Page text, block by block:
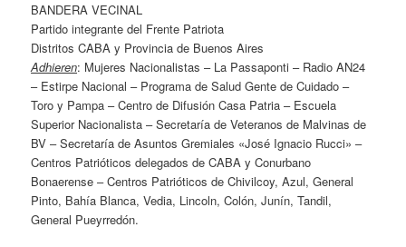
BANDERA VECINAL
Partido integrante del Frente Patriota
Distritos CABA y Provincia de Buenos Aires
Adhieren: Mujeres Nacionalistas – La Passaponti – Radio AN24
– Estirpe Nacional – Programa de Salud Gente de Cuidado –
Toro y Pampa – Centro de Difusión Casa Patria – Escuela
Superior Nacionalista – Secretaría de Veteranos de Malvinas de
BV – Secretaría de Asuntos Gremiales «José Ignacio Rucci» –
Centros Patrióticos delegados de CABA y Conurbano
Bonaerense – Centros Patrióticos de Chivilcoy, Azul, General
Pinto, Bahía Blanca, Vedia, Lincoln, Colón, Junín, Tandil,
General Pueyrredón.